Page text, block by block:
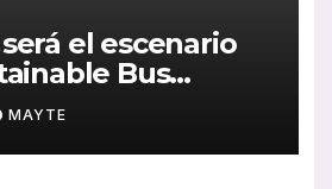
el escenario
Bus
MAYTE